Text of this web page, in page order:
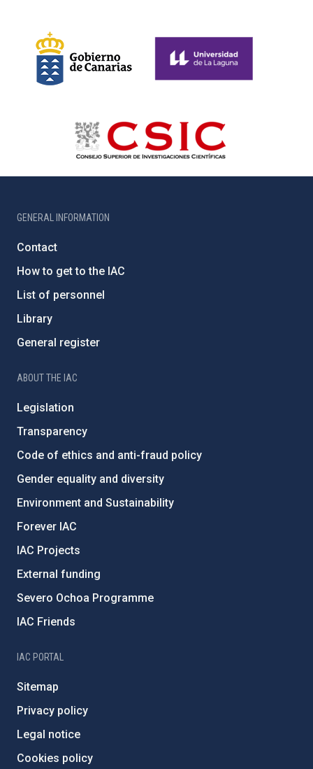
GENERAL INFORMATION
Contact
How to get to the IAC
List of personnel
Library
General register
ABOUT THE IAC
Legislation
Transparency
Code of ethics and anti-fraud policy
Gender equality and diversity
Environment and Sustainability
Forever IAC
IAC Projects
External funding
Severo Ochoa Programme
IAC Friends
IAC PORTAL
Sitemap
Privacy policy
Legal notice
Cookies policy